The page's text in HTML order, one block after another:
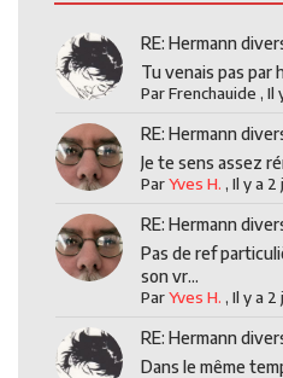
RE: Hermann
Tu venais pas par
ParFrenchauide ,Il
RE: Hermann
Je te sens assez
ParYves H. ,Il y a 2
RE: Hermann
Pas de ref
son vr...
ParYves H. ,Il y a 2
RE: Hermann
Dans le même